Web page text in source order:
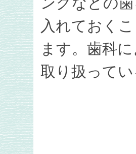
入れておく
ます。歯科
取り扱って